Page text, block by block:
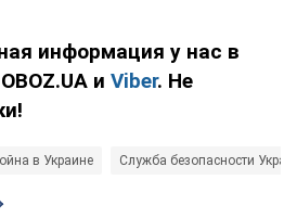
информация у нас в
OBOZ.UA и Viber. Не
в Украине Служба безопасности